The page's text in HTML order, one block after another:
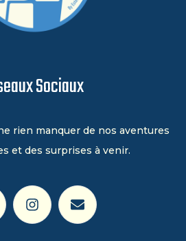
Sociaux
rien manquer de nos aventures
et des surprises à venir.